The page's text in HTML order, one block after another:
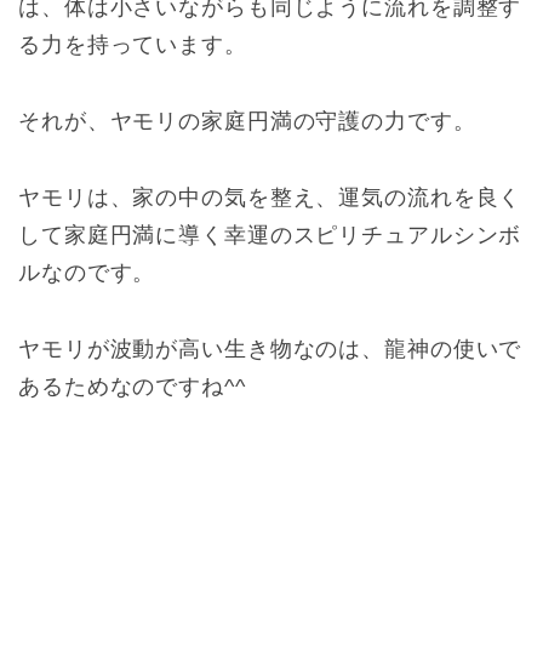
は、体は小さいながらも同じように流れを調整す
る力を持っています。
それが、ヤモリの家庭円満の守護の力です。
ヤモリは、家の中の気を整え、運気の流れを良く
して家庭円満に導く幸運のスピリチュアルシンボ
ルなのです。
ヤモリが波動が高い生き物なのは、龍神の使いで
あるためなのですね^^